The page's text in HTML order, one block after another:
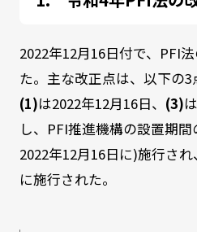
2022年12月16日付で、PFI
た。主な改正点は、以下の
(1)は2022年12月16日、 (3)
し、PFI推進機構の設置期
2022年12月16日に)施行され、
に施行された。